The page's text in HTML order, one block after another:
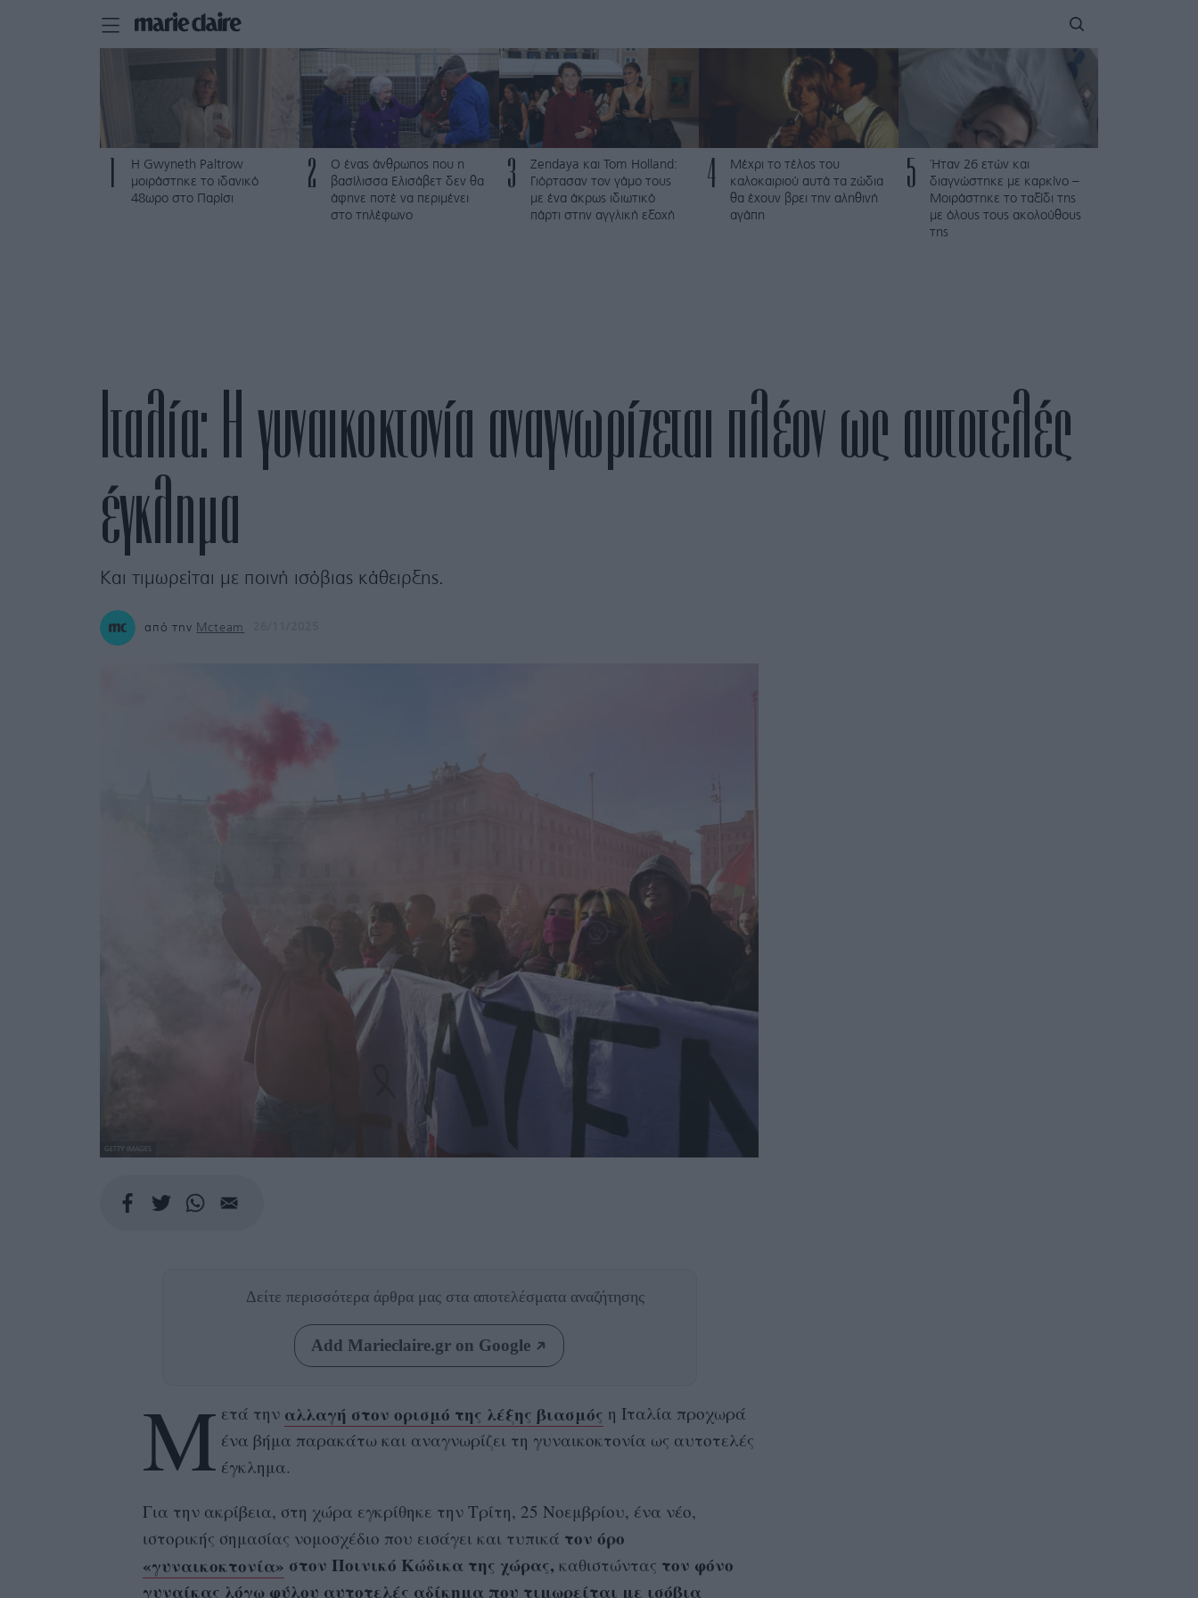
Η Gwyneth Paltrow
μοιράστηκε το ιδανικό
48ωρο στο Παρίσι
2
Ο ένας άνθρωπος που η
βασίλισσα Ελισάβετ δεν θα
άφηνε ποτέ να περιμένει
στο τηλέφωνο
3
Zendaya και Tom Holland:
Γιόρτασαν τον γάμο τους
με ένα άκρως ιδιωτικό
πάρτι στην αγγλική εξοχή
4
Μέχρι το τέλος του
καλοκαιριού αυτά τα ζώδια
θα έχουν βρει την αληθινή
αγάπη
5
Ήταν 26 ετών και
διαγνώστηκε με καρκίνο –
Μοιράστηκε το ταξίδι της
με όλους τους ακολούθους
της
Ιταλία: Η γυναικοκτονία αναγνωρίζεται πλέον ως αυτοτελές
έγκλημα
Και τιμωρείται με ποινή ισόβιας κάθειρξης.
από την Mcteam
GETTY IMAGES
Δείτε περισσότερα άρθρα μας στα αποτελέσματα αναζήτησης
Add Marieclaire.gr on Google
Μ ετά την αλλαγή στον ορισμό της λέξης βιασμός η Ιταλία προχωρά
ένα βήμα παρακάτω και αναγνωρίζει τη γυναικοκτονία ως αυτοτελές
έγκλημα.
Για την ακρίβεια, στη χώρα εγκρίθηκε την Τρίτη, 25 Νοεμβρίου, ένα νέο,
ιστορικής σημασίας νομοσχέδιο που εισάγει και τυπικά τον όρο
«γυναικοκτονία» στον Ποινικό Κώδικα της χώρας, καθιστώντας τον φόνο
γυναίκας λόγω φύλου αυτοτελές αδίκημα που τιμωρείται με ισόβια